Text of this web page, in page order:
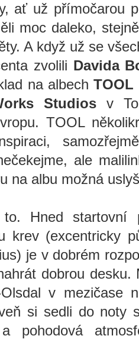
ať už přímočarou
moc daleko,
A když už se
zvolili Davida
na albech TOOL
Studios v
TOOL
ale
na albu možná
Hned startovní
krev (excentricky
je v dobrém
dobrou
v mezičase
si sedli do noty
pohodová